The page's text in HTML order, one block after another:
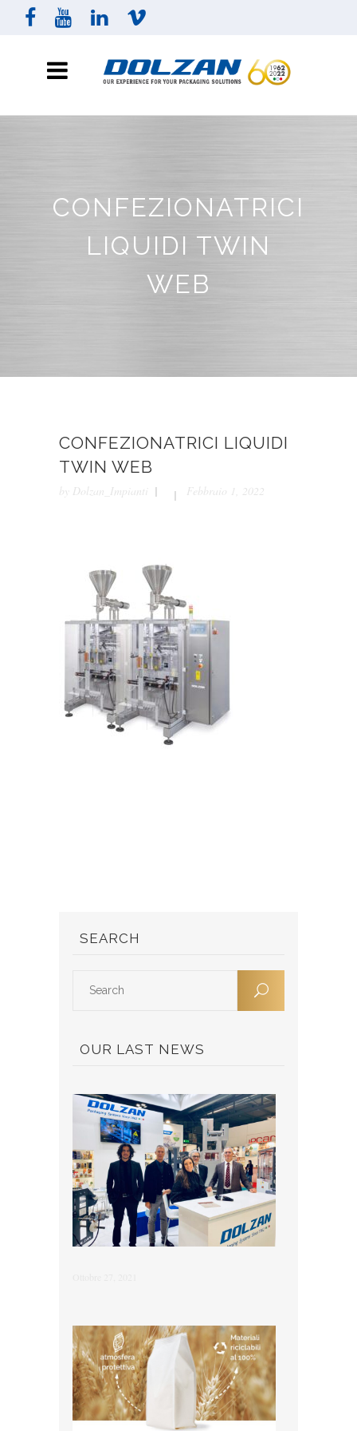
CONFEZIONATRICI
LIQUIDI TWIN
WEB
CONFEZIONATRICI LIQUIDI
TWIN WEB
by Dolzan_Impianti Febbraio 1, 2022
SEARCH
OUR LAST NEWS